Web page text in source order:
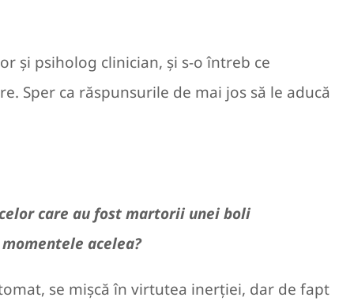
și psiholog clinician, și s-o întreb ce
. Sper ca răspunsurile de mai jos să le aducă
care au fost martorii unei boli
acelea?
se mișcă în virtutea inerției, dar de fapt